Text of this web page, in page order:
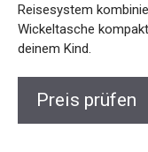
Reisesystem
Wickeltasche
deinem Kind.
Preis prüfen